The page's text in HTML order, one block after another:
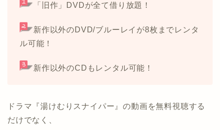
「旧作」DVDが全て借り放題！
新作以外のDVD/ブルーレイが8枚までレンタ
ル可能！
新作以外のCDもレンタル可能！
ドラマ『湯けむりスナイパー』の動画を無料視聴する
だけでなく、